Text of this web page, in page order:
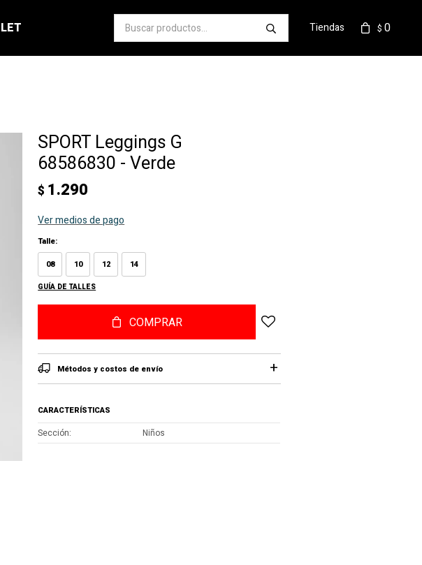
$ 0
Tiendas
SPORT Leggings G
68586830 - Verde
$ 1.290
Ver medios de pago
Talle:
08
10 12 14
GUÍA DE TALLES
COMPRAR
Métodos y costos de envío
CARACTERÍSTICAS
Sección Niños